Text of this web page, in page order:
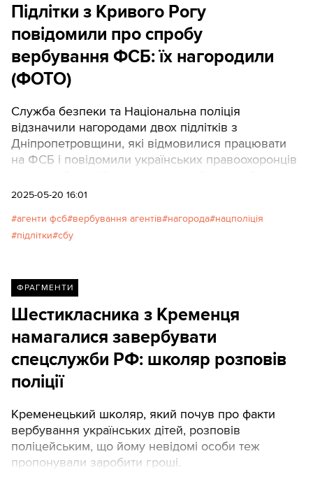
Підлітки з Кривого Рогу
повідомили про спробу
вербування ФСБ: їх нагородили
(ФОТО)
Служба безпеки та Національна поліція
відзначили нагородами двох підлітків з
Дніпропетровщини, які відмовилися працювати
на ФСБ і повідомили українських правоохоронців
їх.
2025-05-20 16:01
агенти фсб вербування агентів нагорода нацполіція
підлітки сбу
ФРАГМЕНТИ
Шестикласника з Кременця
намагалися завербувати
спецслужби РФ: школяр розповів
поліції
Кременецький школяр, який почув про факти
вербування українських дітей, розповів
поліцейським, що йому невідомі особи теж
пропонували заробити гроші.